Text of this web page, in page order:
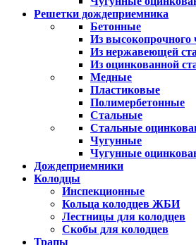
Решетки дождеприемника
Бетонные
Из высокопрочного
Из нержавеющей
Из оцинкованной
Медные
Пластиковые
Полимербетонные
Стальные
Стальные
Чугунные
Чугунные
Дождеприемники
Колодцы
Инспекционные
Кольца колодцев ЖБИ
Лестницы для колодцев
Скобы для колодцев
Трапы